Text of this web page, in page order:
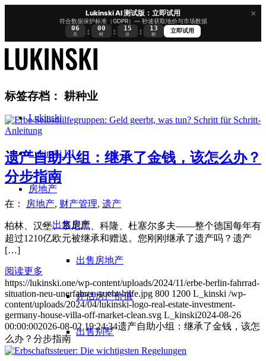
×
Lukinski AI 测试版：立即试用
符合数据保护标准（GDPR）— 秒速获取地价与市场数据
06
天 : 00
时 : 15
分 : 12
秒
立即试用
Lukinski
Lukinski KI
房地产
出售房产
出售房地产
评估房产价值
出售别墅
标签存档： 耕种业
遗产自助小组：继承了金钱，该怎么办？
分步指南
在： 房地产, 财产管理, 遗产
柏林、汉堡、慕尼黑、科隆、杜塞尔多夫——整个德国每年有
超过1210亿欧元被继承和赠送。您刚刚继承了遗产吗？遗产
[…]
阅读更多
https://lukinski.one/wp-content/uploads/2024/11/erbe-berlin-fahrrad-
situation-neu-unerfahren-sucht-hilfe.jpg 800 1200 L_kinski /wp-
content/uploads/2024/04/lukinski-logo-real-estate-investment-
germany-house-villa-off-market-clean.svg L_kinski2024-08-26
00:00:002026-08-02 19:24:34遗产自助小组：继承了金钱，该怎
么办？分步指南